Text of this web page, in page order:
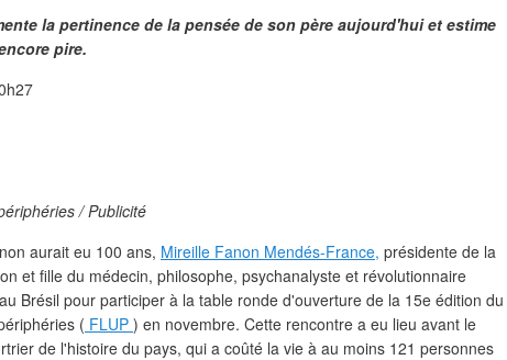
la pertinence de la pensée de son père aujourd'hui et estime
pire.
/ Publicité
aurait eu 100 ans, Mireille Fanon Mendés-France, présidente de la
et fille du médecin, philosophe, psychanalyste et révolutionnaire
Brésil pour participer à la table ronde d'ouverture de la 15e édition du
( FLUP ) en novembre. Cette rencontre a eu lieu avant le
de l'histoire du pays, qui a coûté la vie à au moins 121 personnes